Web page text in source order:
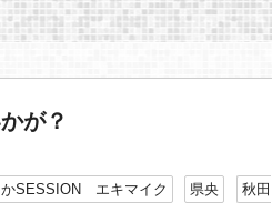
が？
かSESSION エキマイク 県央
秋田